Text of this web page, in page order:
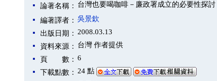
論著名稱： 台灣也要喝咖啡－廉政署成立的必要性探討
編著譯者： 吳景欽
出版日期： 2008.03.13
資料來源： 台灣 作者提供
頁 數： 6
下載點數： 24 點